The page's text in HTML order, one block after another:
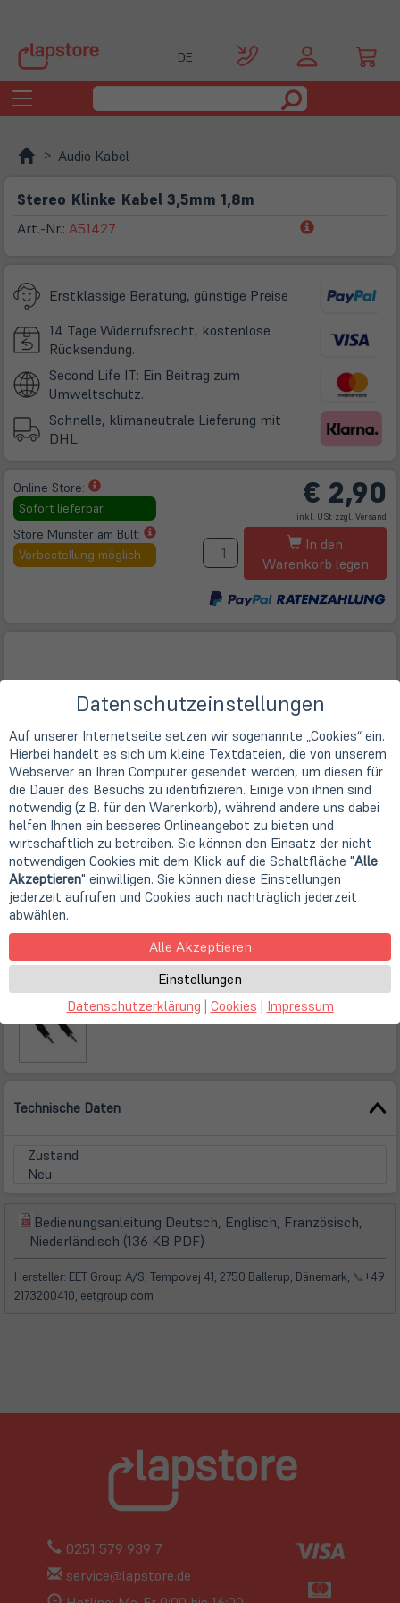
DE
Toggle
navigation
Audio Kabel
Stereo Klinke Kabel 3,5mm 1,8m
Art.-Nr.: A51427
(öffnet
Erstklassige Beratung, günstige Preise
14 Tage Widerrufsrecht, kostenlose
Rücksendung.
Second Life IT: Ein Beitrag zum
Umweltschutz.
Schnelle, klimaneutrale Lieferung mit
DHL.
Online Store:
(öffnet
in
neuem
Tab)
Sofort lieferbar
Store Münster am Bült:
(öffnet
in
neuem
Vorbestellung möglich
€ 2,90
inkl. USt zzgl. Versand
In den
Warenkorb legen
Technische Daten
Zustand
Neu
(öffnet
in
neuem
Tab)
Bedienungsanleitung Deutsch, Englisch, Französisch,
Niederländisch (136 KB PDF)
in
neuem
Hersteller: EET Group A/S, Tempovej 41, 2750 Ballerup, Dänemark, 📞+49
2173200410, eetgroup.com
0251 579 939 7
service@lapstore.de
Datenschutzeinstellungen
Auf unserer Internetseite setzen wir sogenannte „Cookies“ ein.
Hierbei handelt es sich um kleine Textdateien, die von unserem
Webserver an Ihren Computer gesendet werden, um diesen für
die Dauer des Besuchs zu identifizieren. Einige von ihnen sind
notwendig (z.B. für den Warenkorb), während andere uns dabei
helfen Ihnen ein besseres Onlineangebot zu bieten und
wirtschaftlich zu betreiben. Sie können den Einsatz der nicht
notwendigen Cookies mit dem Klick auf die Schaltfläche "Alle
Akzeptieren" einwilligen. Sie können diese Einstellungen
jederzeit aufrufen und Cookies auch nachträglich jederzeit
abwählen.
Alle Akzeptieren
Einstellungen
Datenschutzerklärung | Cookies | Impressum